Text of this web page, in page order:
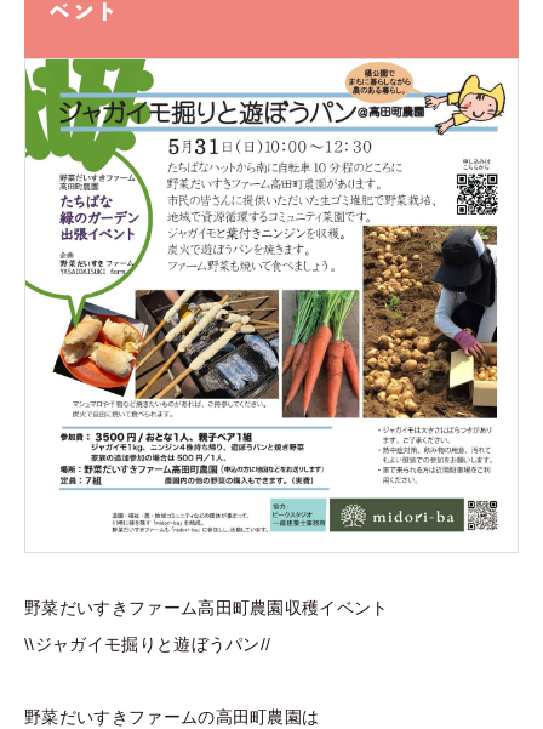
ベント
野菜だいすきファーム高田町農園収穫イベント
\\ジャガイモ掘りと遊ぼうパン//
野菜だいすきファームの高田町農園は